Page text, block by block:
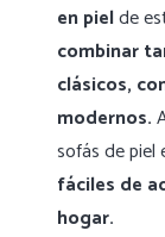
en pielde
combinar
clásicos,
modernos.
sofás de piel
fáciles de
hogar.